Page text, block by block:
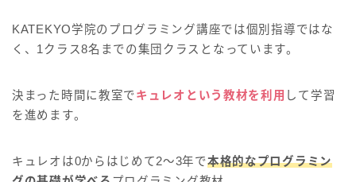
KATEKYO学院のプログラミング講座では個別指導ではな
く、1クラス8名までの集団クラスとなっています。
決まった時間に教室でキュレオという教材を利用 して学習
を進めます。
キュレオは0からはじめて2～3年で本格的なプログラミン